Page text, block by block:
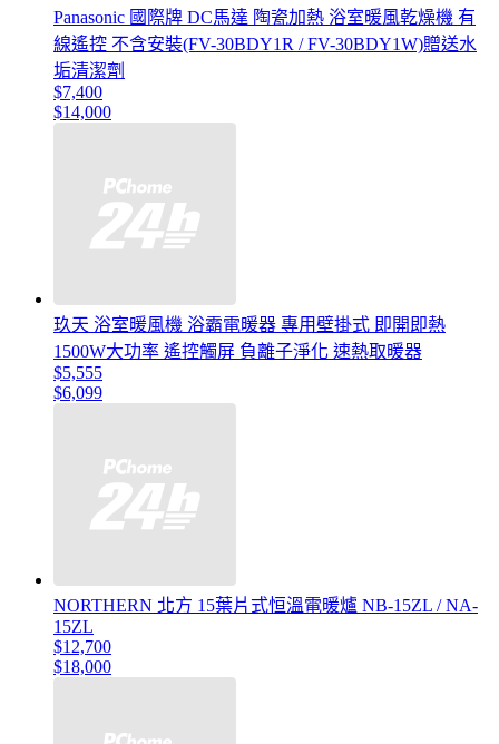
Panasonic 國際牌 DC馬達 陶瓷加熱 浴室暖風乾燥機 有
線遙控 不含安裝(FV-30BDY1R / FV-30BDY1W)贈送水
垢清潔劑
$7,400
$14,000
玖天 浴室暖風機 浴霸電暖器 專用壁掛式 即開即熱
1500W大功率 遙控觸屏 負離子淨化 速熱取暖器
$5,555
$6,099
NORTHERN 北方 15葉片式恒溫電暖爐 NB-15ZL / NA-
15ZL
$12,700
$18,000